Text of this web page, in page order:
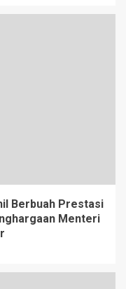
Berbuah Prestasi
Menteri